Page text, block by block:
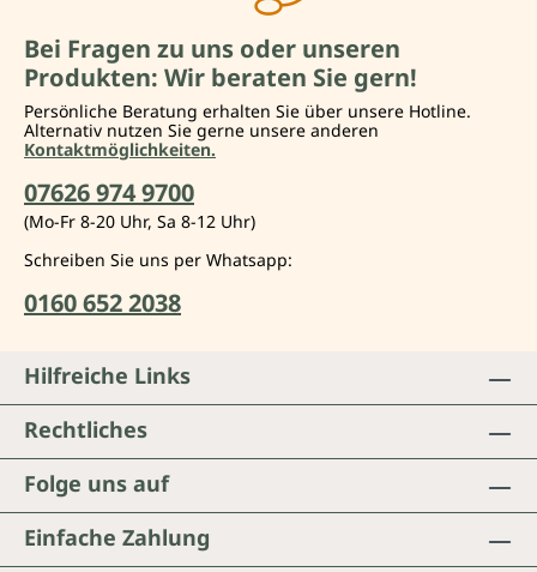
Bei Fragen zu uns oder unseren
Produkten: Wir beraten Sie gern!
Persönliche Beratung erhalten Sie über unsere Hotline.
Alternativ nutzen Sie gerne unsere anderen
Kontaktmöglichkeiten.
07626 974 9700
(Mo-Fr 8-20 Uhr, Sa 8-12 Uhr)
Schreiben Sie uns per Whatsapp:
0160 652 2038
Folge uns auf
Einfache Zahlung
Hilfreiche Links
Rechtliches